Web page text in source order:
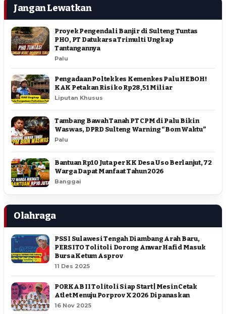
Jangan Lewatkan
Proyek Pengendali Banjir di Sulteng Tuntas
PHO, PT Datukarsa Trimulti Ungkap
Tantangannya
Palu
Pengadaan Poltekkes Kemenkes Palu HEBOH!
KAK Petakan Risiko Rp28,51 Miliar
Liputan Khusus
Tambang Bawah Tanah PT CPM di Palu Bikin
Waswas, DPRD Sulteng Warning “Bom Waktu”
Palu
Bantuan Rp10 Juta per KK Desa Uso Berlanjut, 72
Warga Dapat Manfaat Tahun 2026
Banggai
Olahraga
PSSI Sulawesi Tengah Diambang Arah Baru,
PERSITO Tolitoli Dorong Anwar Hafid Masuk
Bursa Ketum Asprov
11 Des 2025
PORKAB II Tolitoli Siap Start | Mesin Cetak
Atlet Menuju Porprov X 2026 Dipanaskan
16 Nov 2025